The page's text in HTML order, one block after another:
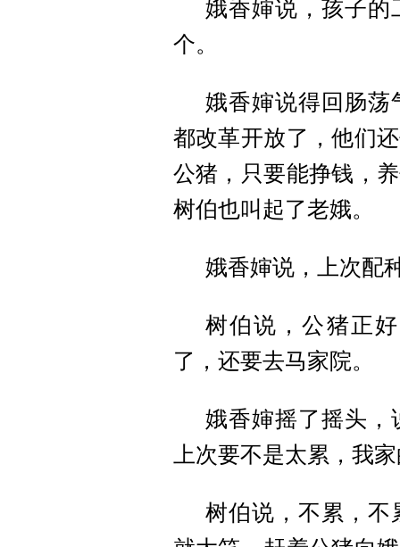
娥香婶说，孩子的
个。
娥香婶说得回肠荡
都改革开放了，他们
公猪，只要能挣钱，
树伯也叫起了老娥。
娥香婶说，上次配
树伯说，公猪正
了，还要去马家院。
娥香婶摇了摇头，
上次要不是太累，我
树伯说，不累，不